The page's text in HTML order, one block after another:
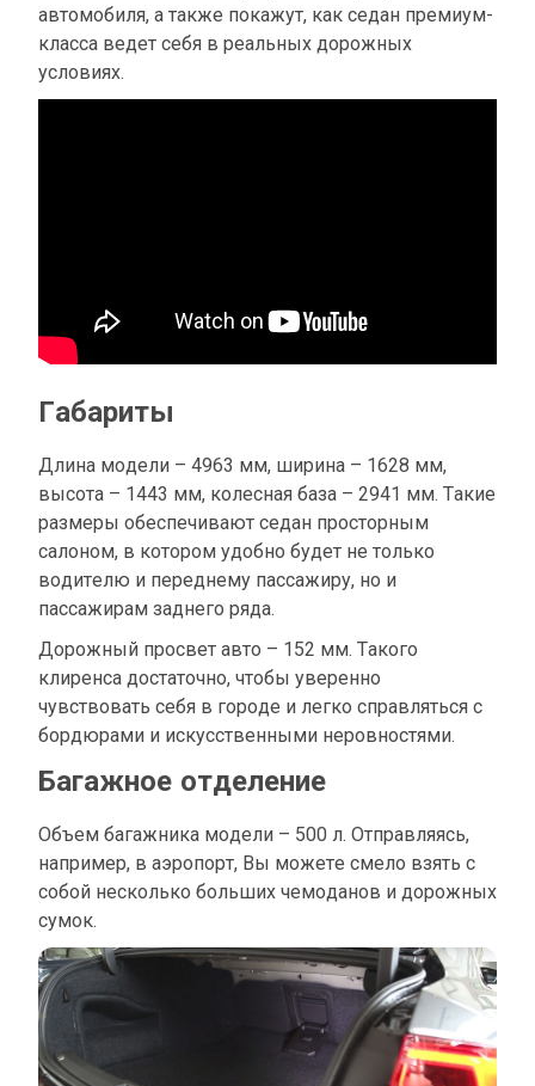
автомобиля, а также покажут, как седан премиум-
класса ведет себя в реальных дорожных
условиях.
Габариты
Длина модели – 4963 мм, ширина – 1628 мм,
высота – 1443 мм, колесная база – 2941 мм. Такие
размеры обеспечивают седан просторным
салоном, в котором удобно будет не только
водителю и переднему пассажиру, но и
пассажирам заднего ряда.
Дорожный просвет авто – 152 мм. Такого
клиренса достаточно, чтобы уверенно
чувствовать себя в городе и легко справляться с
бордюрами и искусственными неровностями.
Багажное отделение
Объем багажника модели – 500 л. Отправляясь,
например, в аэропорт, Вы можете смело взять с
собой несколько больших чемоданов и дорожных
сумок.